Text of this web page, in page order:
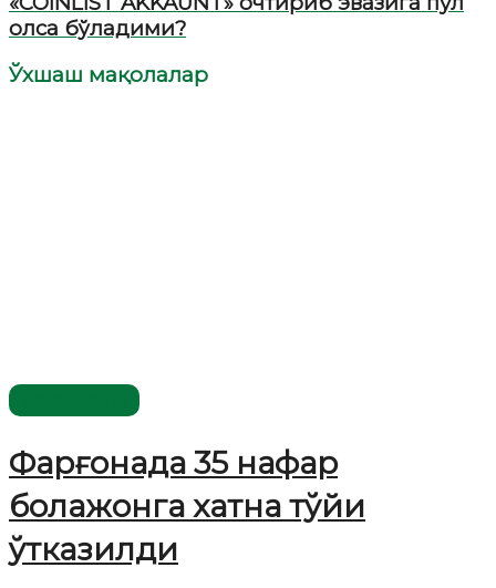
олса бўладими?
Ўхшаш мақолалар
Фарғонада 35 нафар
болажонга хатна тўйи
ўтказилди